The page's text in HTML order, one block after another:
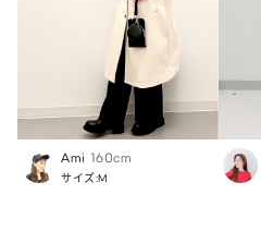
Ami 160cm
サイズ:M